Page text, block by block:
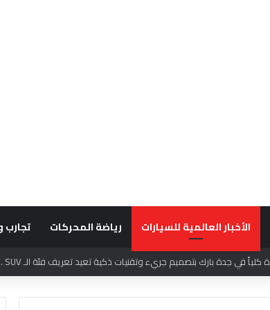
الأخبار العالمية للسيارات رياضة المحركات تجارب